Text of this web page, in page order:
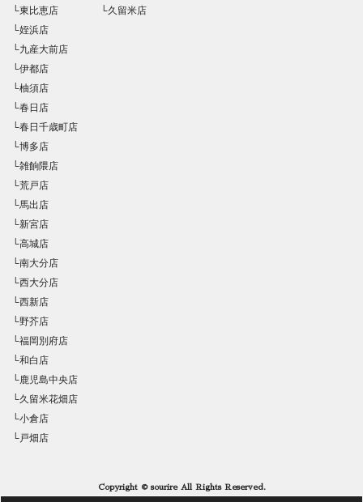
└東比恵店
└姪浜店
└九産大前店
└伊都店
└柚須店
└春日店
└春日千歳町店
└博多店
└雑餉隈店
└荒戸店
└馬出店
└新宮店
└高城店
└南大分店
└西大分店
└西新店
└野芥店
└福岡別府店
└和白店
└鹿児島中央店
└久留米花畑店
└小倉店
└戸畑店
└久留米店
Copyright © sourire All Rights Reserved.